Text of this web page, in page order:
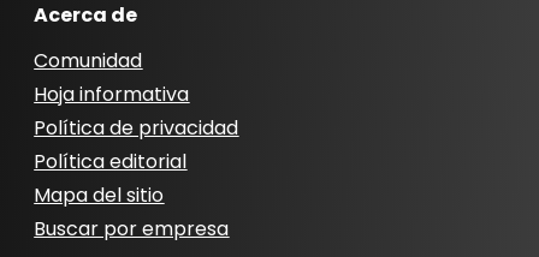
Acerca de
Comunidad
Hoja informativa
Política de privacidad
Política editorial
Mapa del sitio
Buscar por empresa